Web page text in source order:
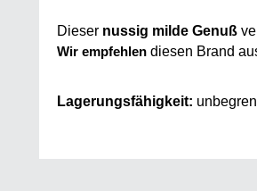
Dieser nussig milde Genuß
Wir empfehlen diesen Brand
Lagerungsfähigkeit: